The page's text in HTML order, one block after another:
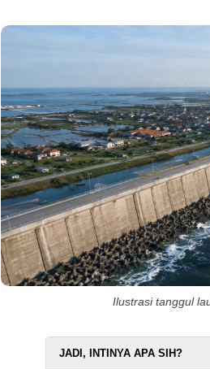
Ilustrasi tanggul
JADI, INTINYA APA SIH?